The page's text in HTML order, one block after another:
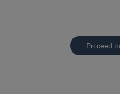
Proceed